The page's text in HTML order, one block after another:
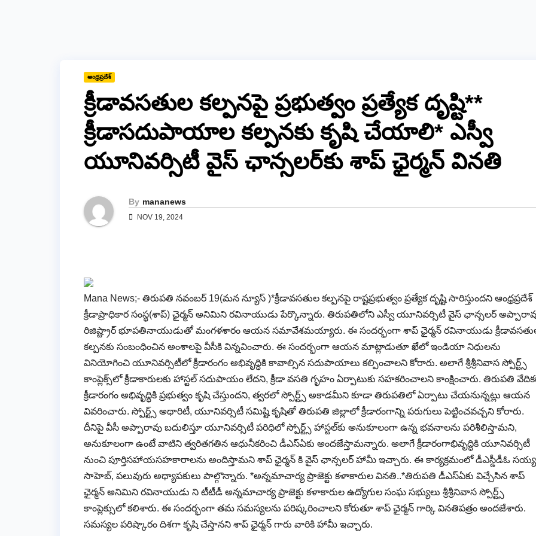
ఆంధ్రప్రదేశ్
క్రీడావ‌స‌తుల క‌ల్ప‌న‌పై ప్ర‌భుత్వం ప్ర‌త్యేక దృష్టి**
క్రీడాస‌దుపాయాల క‌ల్ప‌న‌కు కృషి చేయాలి* ఎస్వీ
యూనివ‌ర్సిటీ వైస్ ఛాన్స‌ల‌ర్‌కు శాప్ ఛైర్మ‌న్ విన‌తి
By mananews
NOV 19, 2024
Mana News;- తిరుపతి నవంబర్ 19(మన న్యూస్ )*క్రీడావ‌స‌తుల క‌ల్ప‌న‌పై రాష్ట‌ప్ర‌భుత్వం ప్ర‌త్యేక దృష్టి సారిస్తుంద‌ని ఆంధ్ర‌ప్ర‌దేశ్
క్రీడాప్రాధికార సంస్థ(శాప్‌) ఛైర్మ‌న్ అనిమిని ర‌వినాయుడు పేర్కొన్నారు. తిరుప‌తిలోని ఎస్వీ యూనివ‌ర్సిటీ వైస్ ఛాన్స‌ల‌ర్
రిజిష్ట్రార్ భూపతినాయుడుతో మంగ‌ళ‌శారం ఆయ‌న స‌మావేశ‌మ‌య్యారు. ఈ సంద‌ర్భంగా శాప్ ఛైర్మ‌న్ ర‌వినాయుడు
క‌ల్ప‌న‌కు సంబంధించిన అంశాల‌పై వీసీకి విన్న‌వించారు. ఈ సంద‌ర్భంగా ఆయ‌న మాట్లాడుతూ ఖేలో ఇండియా నిధుల‌ను
వినియోగించి యూనివ‌ర్సిటీలో క్రీడారంగం అభివృద్ధికి కావాల్సిన స‌దుపాయాలు క‌ల్పించాల‌ని కోరారు. అలాగే శ్రీ‌శ్రీ‌నివాస స్పోర్ట్స్
కాంప్లెక్స్‌లో క్రీడాకారుల‌కు హాస్ట‌ల్ స‌దుపాయం లేద‌ని, క్రీడా వ‌స‌తి గృహం ఏర్పాటుకు స‌హ‌కరించాల‌ని కాంక్షించారు. తిరుప‌తి
క్రీడారంగం అభివృద్ధికి ప్ర‌భుత్వం కృషి చేస్తుంద‌ని, త్వ‌ర‌లో స్పోర్ట్స్ అకాడ‌మీని కూడా తిరుప‌తిలో ఏర్పాటు చేయ‌నున్న‌ట్లు ఆయ‌న
వివ‌రించారు. స్పోర్ట్స్ అథారిటీ, యూనివ‌ర్సిటీ స‌మిష్టి కృషితో తిరుప‌తి జిల్లాలో క్రీడారంగాన్ని ప‌రుగులు పెట్టించ‌వ‌చ్చ‌ని కోరారు.
దీనిపై వీసీ అప్పారావు బ‌దులిస్తూ యూనివ‌ర్సిటీ ప‌రిధిలో స్పోర్ట్స్ హాస్ట‌ల్‌కు అనుకూలంగా ఉన్న భ‌వ‌నాల‌ను ప‌రిశీలిస్తామ‌ని,
అనుకూలంగా ఉంటే వాటిని త్వ‌రిత‌గ‌తిన ఆధునీకరించి డీఎస్ఏకు అంద‌జేస్తామ‌న్నారు. అలాగే క్రీడారంగాభివృద్ధికి యూనివ‌ర్సిటీ
నుంచి పూర్తిస‌హాయ‌స‌హ‌కారాల‌ను అందిస్తామ‌ని శాప్ ఛైర్మ‌న్ కి వైస్ ఛాన్స‌ల‌ర్ హామీ ఇచ్చారు. ఈ కార్య‌క్ర‌మంలో డీఎస్డీడీఓ
సాహెబ్‌, ప‌లువురు అధ్యాప‌కులు పాల్గొన్నారు. *అన్న‌మాచార్య ప్రాజెక్టు క‌ళాకారుల విన‌తి..*తిరుపతి డీఎస్ఏకు విచ్చేసిన శాప్
ఛైర్మన్ అనిమిని రవినాయుడు ని టీటీడీ అన్నమాచార్య ప్రాజెక్టు కళాకారుల ఉద్యోగుల సంఘ సభ్యులు శ్రీ‌శ్రీ‌నివాస స్పోర్ట్స్
కాంప్లెక్సులో క‌లిశారు. ఈ సందర్భంగా తమ సమస్యలను పరిష్కరించాలని కోరుతూ శాప్ ఛైర్మన్ గార్కి వినతిపత్రం అందజేశారు.
సమస్యల పరిష్కారం దిశగా కృషి చేస్తానని శాప్ ఛైర్మన్ గారు వారికి హామీ ఇచ్చారు.